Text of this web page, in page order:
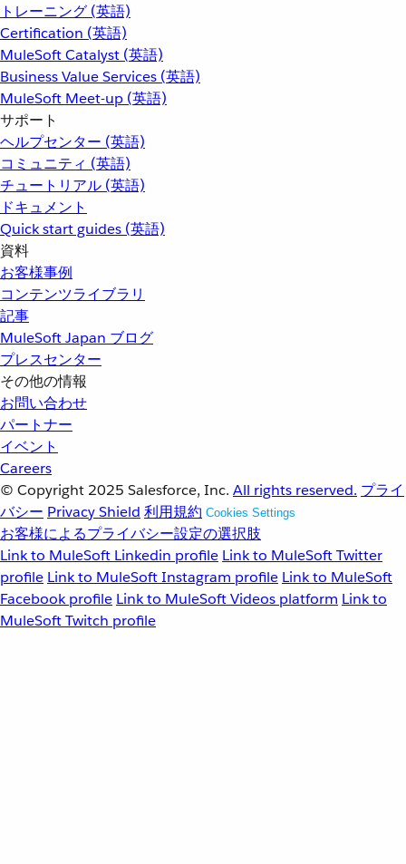
トレーニング (英語)
Certification (英語)
MuleSoft Catalyst (英語)
Business Value Services (英語)
MuleSoft Meet-up (英語)
サポート
ヘルプセンター (英語)
コミュニティ (英語)
チュートリアル (英語)
ドキュメント
Quick start guides (英語)
資料
お客様事例
コンテンツライブラリ
記事
MuleSoft Japan ブログ
プレスセンター
その他の情報
お問い合わせ
パートナー
イベント
Careers
© Copyright 2025 Salesforce, Inc. All rights reserved. プライ
バシー Privacy Shield 利用規約 Cookies Settings
お客様によるプライバシー設定の選択肢
Link to MuleSoft Linkedin profile Link to MuleSoft Twitter
profile Link to MuleSoft Instagram profile Link to MuleSoft
Facebook profile Link to MuleSoft Videos platform Link to
MuleSoft Twitch profile